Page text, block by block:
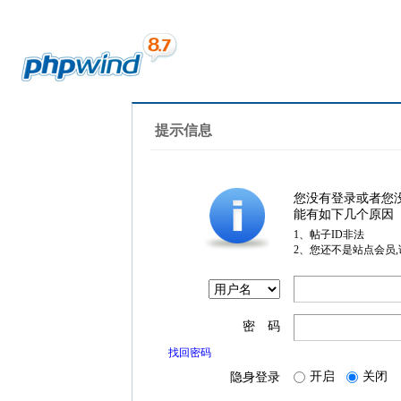
提示信息
您没有登录或者您
能有如下几个原因
1、帖子ID非法
2、您还不是站点会员
密 码
找回密码
隐身登录 开启 关闭